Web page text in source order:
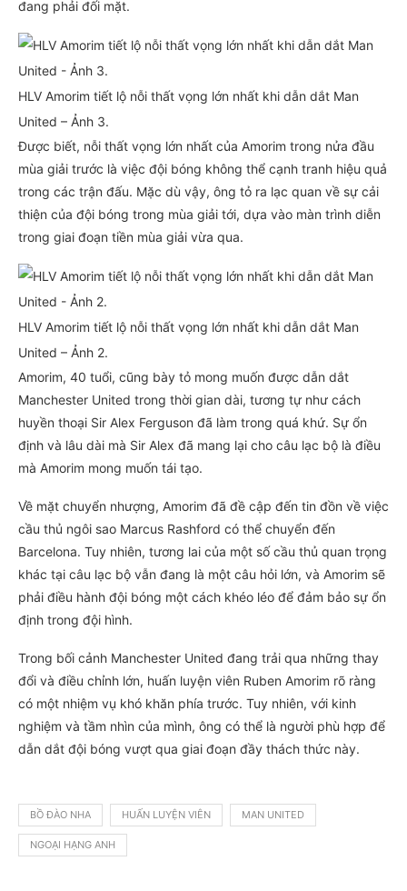
đang phải đối mặt.
HLV Amorim tiết lộ nỗi thất vọng lớn nhất khi dẫn dắt Man
United – Ảnh 3.
Được biết, nỗi thất vọng lớn nhất của Amorim trong nửa đầu
mùa giải trước là việc đội bóng không thể cạnh tranh hiệu quả
trong các trận đấu. Mặc dù vậy, ông tỏ ra lạc quan về sự cải
thiện của đội bóng trong mùa giải tới, dựa vào màn trình diễn
trong giai đoạn tiền mùa giải vừa qua.
HLV Amorim tiết lộ nỗi thất vọng lớn nhất khi dẫn dắt Man
United – Ảnh 2.
Amorim, 40 tuổi, cũng bày tỏ mong muốn được dẫn dắt
Manchester United trong thời gian dài, tương tự như cách
huyền thoại Sir Alex Ferguson đã làm trong quá khứ. Sự ổn
định và lâu dài mà Sir Alex đã mang lại cho câu lạc bộ là điều
mà Amorim mong muốn tái tạo.
Về mặt chuyển nhượng, Amorim đã đề cập đến tin đồn về việc
cầu thủ ngôi sao Marcus Rashford có thể chuyển đến
Barcelona. Tuy nhiên, tương lai của một số cầu thủ quan trọng
khác tại câu lạc bộ vẫn đang là một câu hỏi lớn, và Amorim sẽ
phải điều hành đội bóng một cách khéo léo để đảm bảo sự ổn
định trong đội hình.
Trong bối cảnh Manchester United đang trải qua những thay
đổi và điều chỉnh lớn, huấn luyện viên Ruben Amorim rõ ràng
có một nhiệm vụ khó khăn phía trước. Tuy nhiên, với kinh
nghiệm và tầm nhìn của mình, ông có thể là người phù hợp để
dẫn dắt đội bóng vượt qua giai đoạn đầy thách thức này.
BỒ ĐÀO NHA HUẤN LUYỆN VIÊN MAN UNITED
NGOẠI HẠNG ANH